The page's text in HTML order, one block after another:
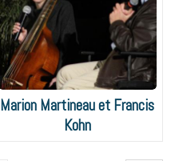
Marion Martineau et Francis
Kohn